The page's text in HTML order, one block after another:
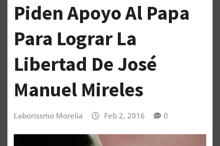
Piden Apoyo Al Papa
Para Lograr La
Libertad De José
Manuel Mireles
Laborissmo Morelia Feb 2, 2016 0